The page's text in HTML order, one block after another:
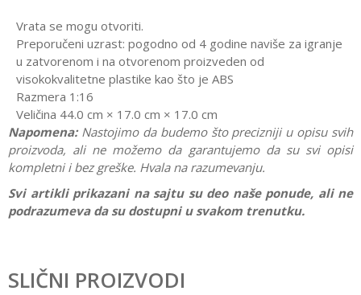
Vrata se mogu otvoriti.
Preporučeni uzrast: pogodno od 4 godine naviše za igranje
u zatvorenom i na otvorenom proizveden od
visokokvalitetne plastike kao što je ABS
Razmera 1:16
Veličina 44.0 cm × 17.0 cm × 17.0 cm
Napomena: Nastojimo da budemo što precizniji u opisu svih
proizvoda, ali ne možemo da garantujemo da su svi opisi
kompletni i bez greške. Hvala na razumevanju.
Svi artikli prikazani na sajtu su deo naše ponude, ali ne
podrazumeva da su dostupni u svakom trenutku.
Ime/Nadimak
SLIČNI PROIZVODI